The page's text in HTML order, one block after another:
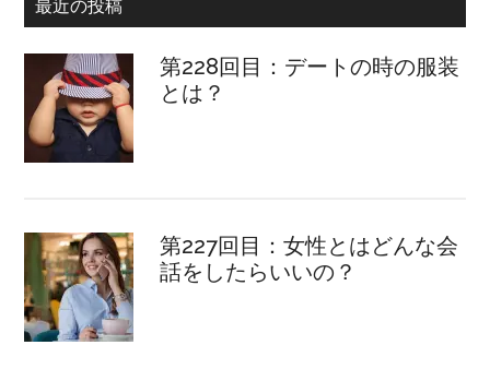
最近の投稿
第228回目：デートの時の服装
とは？
第227回目：女性とはどんな会
話をしたらいいの？